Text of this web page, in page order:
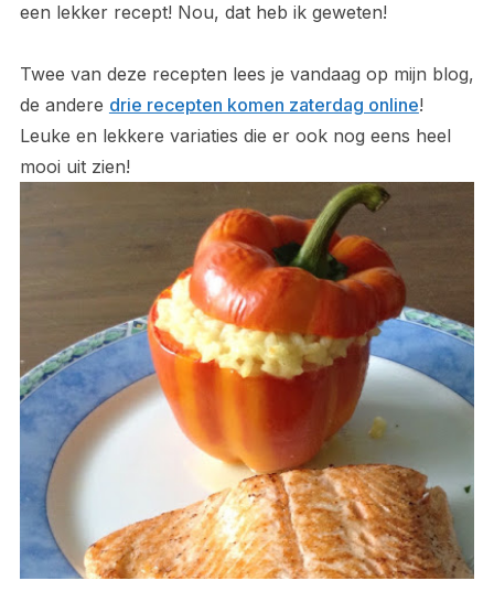
een lekker recept! Nou, dat heb ik geweten!
Twee van deze recepten lees je vandaag op mijn blog,
de andere drie recepten komen zaterdag online!
Leuke en lekkere variaties die er ook nog eens heel
mooi uit zien!